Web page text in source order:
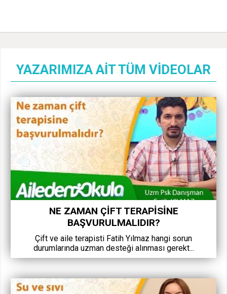
YAZARIMIZA AİT TÜM VİDEOLAR
NE ZAMAN ÇIFT TERAPISINE
BAŞVURULMALIDIR?
Çift ve aile terapisti Fatih Yılmaz hangi sorun
durumlarında uzman desteği alınması gerekt...